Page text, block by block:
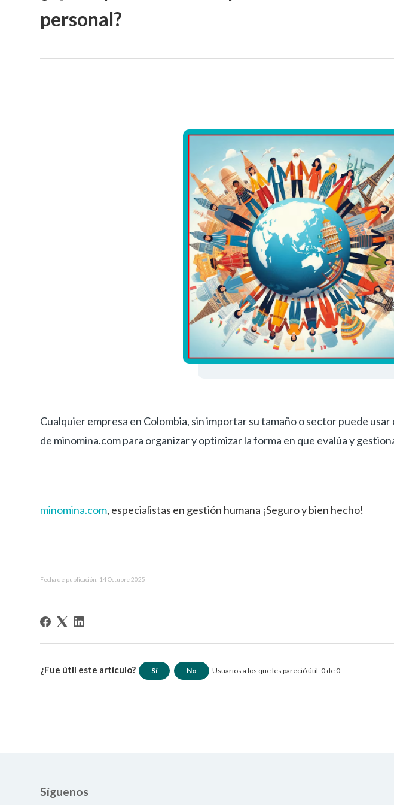
personal?
Cualquier empresa en Colombia, sin importar su tamaño o sector puede
de minomina.com para organizar y optimizar la forma en que evalúa y
minomina.com, especialistas en gestión humana ¡Seguro y bien hecho!
Fecha de publicación: 14 Octubre 2025
¿Fue útil este artículo? Sí No Usuarios a los que les pareció útil: 0 de 0
Síguenos